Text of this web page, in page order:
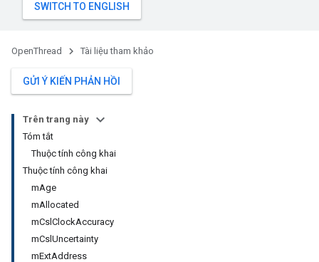
OpenThread Tài liệu tham khảo
GỬI Ý KIẾN PHẢN HỒI
Trên trang này
Tóm tắt
Thuộc tính công khai
Thuộc tính công khai
mAge
mAllocated
mCslClockAccuracy
mCslUncertainty
mExtAddress